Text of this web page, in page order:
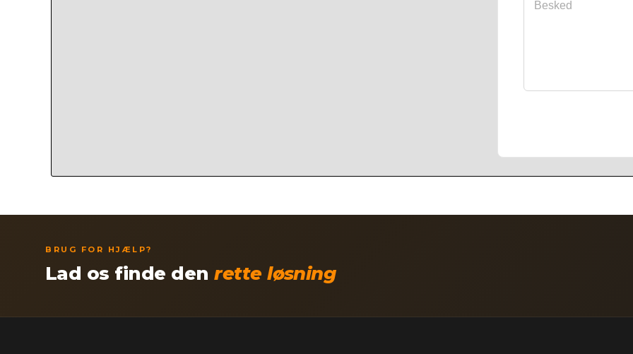
BRUG FOR HJÆLP?
Lad os finde denrette løsning